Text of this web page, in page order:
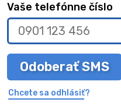
Vaše telefónne číslo
Odoberať SMS
Chcete sa odhlásiť?